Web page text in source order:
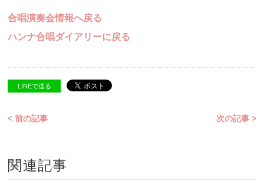
合唱演奏会情報へ戻る
ハンナ合唱ダイアリーに戻る
LINEで送る
< 前の記事 次の記事 >
関連記事